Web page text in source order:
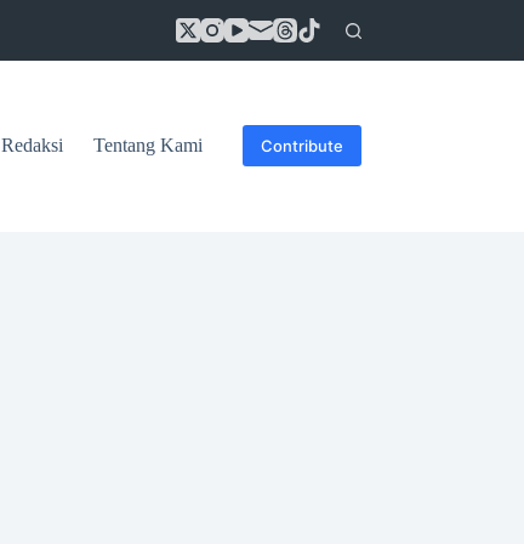
Redaksi Tentang Kami Contribute